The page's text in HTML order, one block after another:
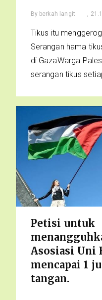
By berkah langit ,
Tikus itu
Serangan hama
di GazaWarga
serangan tikus
Petisi untuk
Asosiasi Uni
mencapai 1
tangan.